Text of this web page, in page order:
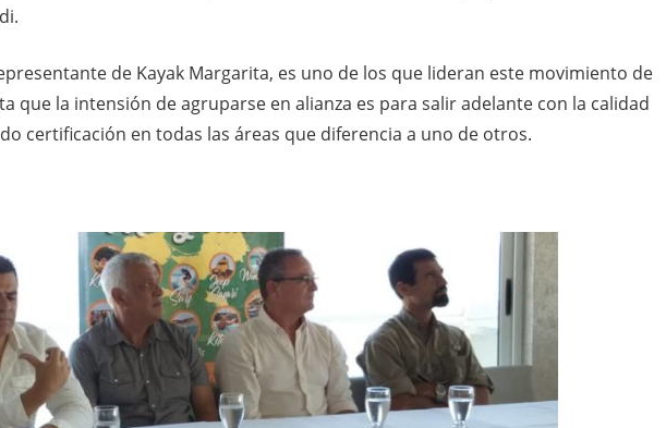
de Kayak Margarita, es uno de los que lideran este movimiento de
que la intensión de agruparse en alianza es para salir adelante con la calidad
certificación en todas las áreas que diferencia a uno de otros.